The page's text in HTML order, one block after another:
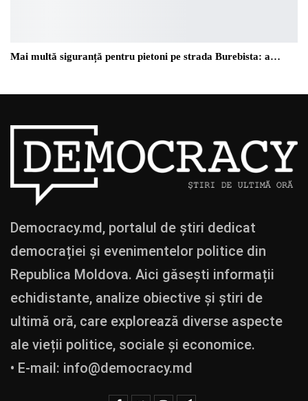
Mai multă siguranță pentru pietoni pe strada Burebista: a…
Democracy.md, portalul de știri dedicat
democrației și evenimentelor politice din
Republica Moldova. Aici găsești informații
echidistante, analize obiective și știri de
ultimă oră, care explorează diverse aspecte
ale vieții politice, sociale și economice.
• E-mail: info@democracy.md